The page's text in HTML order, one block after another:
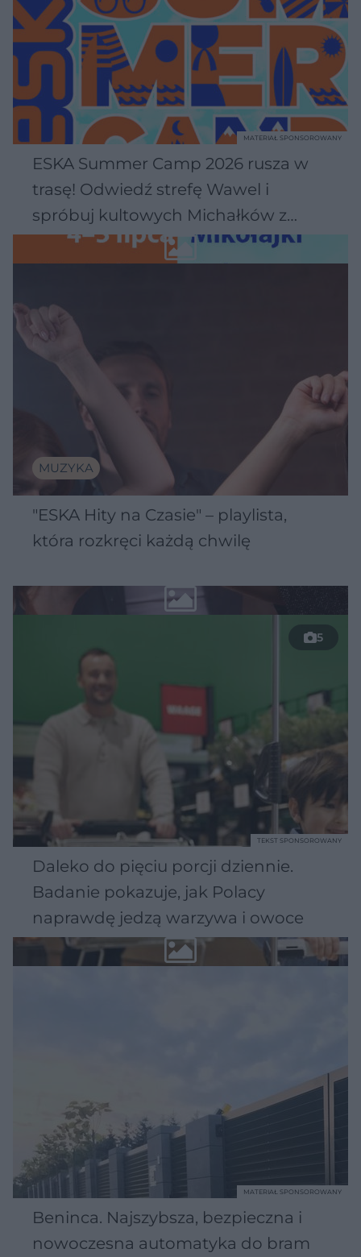
ESKA Summer Camp 2026 rusza w
trasę! Odwiedź strefę Wawel i
spróbuj kultowych Michałków z
Wawelu
MATERIAŁ SPONSOROWANY
MUZYKA
"ESKA Hity na Czasie" – playlista,
która rozkręci każdą chwilę
5
Daleko do pięciu porcji dziennie.
Badanie pokazuje, jak Polacy
naprawdę jedzą warzywa i owoce
TEKST SPONSOROWANY
Beninca. Najszybsza, bezpieczna i
nowoczesna automatyka do bram
MATERIAŁ SPONSOROWANY